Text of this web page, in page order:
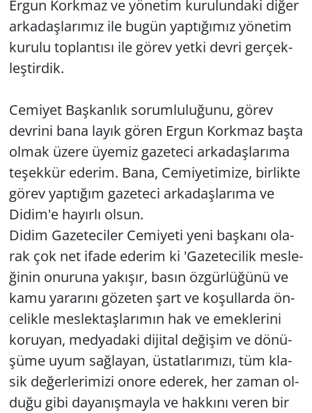
Ergun Kork­maz ve yö­ne­tim ku­ru­lun­da­ki diğer
ar­ka­daş­la­rı­mız ile bugün yap­tı­ğı­mız yö­ne­tim
ku­ru­lu top­lan­tı­sı ile görev yetki devri ger­çek­
leş­tir­dik.
Ce­mi­yet Baş­kan­lık so­rum­lu­lu­ğu­nu, görev
dev­ri­ni bana layık gören Ergun Kork­maz başta
olmak üzere üye­miz ga­ze­te­ci ar­ka­daş­la­rı­ma
te­şek­kür ede­rim. Bana, Ce­mi­ye­ti­mi­ze, bir­lik­te
görev yap­tı­ğım ga­ze­te­ci ar­ka­daş­la­rı­ma ve
Didim'e ha­yır­lı olsun.
Didim Ga­ze­te­ci­ler Ce­mi­ye­ti yeni baş­ka­nı ola­
rak çok net ifade ede­rim ki 'Ga­ze­te­ci­lik mes­le­
ği­nin onu­ru­na ya­kı­şır, basın öz­gür­lü­ğü­nü ve
kamu ya­ra­rı­nı gö­ze­ten şart ve ko­şul­lar­da ön­
ce­lik­le mes­lek­taş­la­rı­mın hak ve emek­le­ri­ni
ko­ru­yan, med­ya­da­ki di­ji­tal de­ği­şim ve dö­nü­
şü­me uyum sağ­la­yan, üs­tat­la­rı­mı­zı, tüm kla­
sik de­ğer­le­ri­mi­zi onore ede­rek, her zaman ol­
du­ğu gibi da­ya­nış­may­la ve hak­kı­nı veren bir